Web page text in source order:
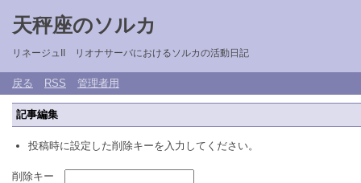
天秤座のソルカ
リネージュII リオナサーバにおけるソルカの活動日記
戻る RSS 管理者用
記事編集
投稿時に設定した削除キーを入力してください。
削除キー